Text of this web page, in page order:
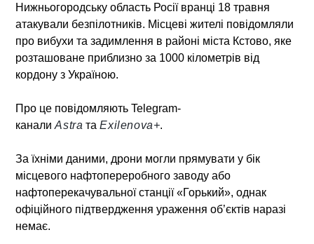
Нижньогородську область Росії вранці 18 травня
атакували безпілотників. Місцеві жителі повідомляли
про вибухи та задимлення в районі міста Кстово, яке
розташоване приблизно за 1000 кілометрів від
кордону з Україною.
Про це повідомляють Telegram-
каналиAstra таExilenova+.
За їхніми даними, дрони могли прямувати у бік
місцевого нафтопереробного заводу або
нафтоперекачувальної станції «Горький», однак
офіційного підтвердження ураження об’єктів наразі
немає.